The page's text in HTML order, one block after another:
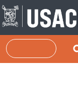
Pasar al contenido
Buscar